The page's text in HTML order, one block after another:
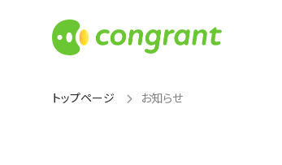
トップページ お知らせ